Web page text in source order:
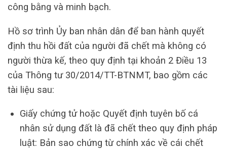
công bằng và minh bạch.
Hồ sơ trình Ủy ban nhân dân để ban hành quyết
định thu hồi đất của người đã chết mà không có
người thừa kế, theo quy định tại khoản 2 Điều 13
của Thông tư 30/2014/TT-BTNMT, bao gồm các
tài liệu sau:
Giấy chứng tử hoặc Quyết định tuyên bố cá
nhân sử dụng đất là đã chết theo quy định pháp
luật: Bản sao chứng từ chính xác về cái chết